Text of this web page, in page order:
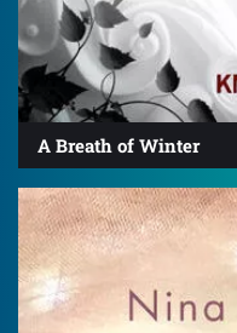
A Breath of Winter